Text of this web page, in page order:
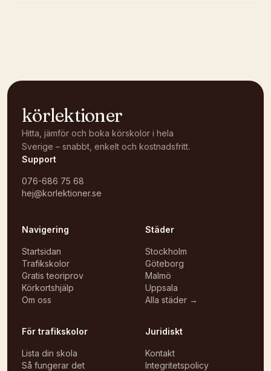
körlektioner
Hitta, jämför och boka körskolor i hela
Sverige – snabbt, enkelt och kostnadsfritt.
Support
076-686 75 68
hej@korlektioner.se
Navigering
Startsidan
Trafikskolor
Gratis teoriprov
Körkortshjälp
Om oss
Städer
Stockholm
Göteborg
Malmö
Uppsala
Alla städer →
För trafikskolor
Lista din skola
Så fungerar det
Juridiskt
Kontakt
Integritetspolicy